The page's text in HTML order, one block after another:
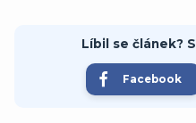
Líbil se článek?
Facebook